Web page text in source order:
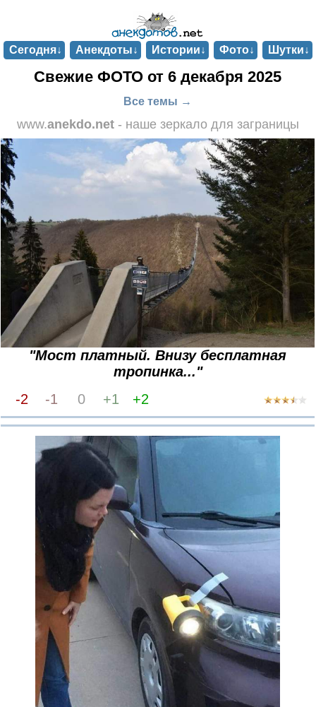
Сегодня↓ Анекдоты↓ Истории↓ Фото↓ Шутки↓
Свежие ФОТО от 6 декабря 2025
Все темы →
www.anekdo.net- наше зеркало для заграницы
"Мост платный. Внизу бесплатная
тропинка..."
-2
-1 0 +1 +2